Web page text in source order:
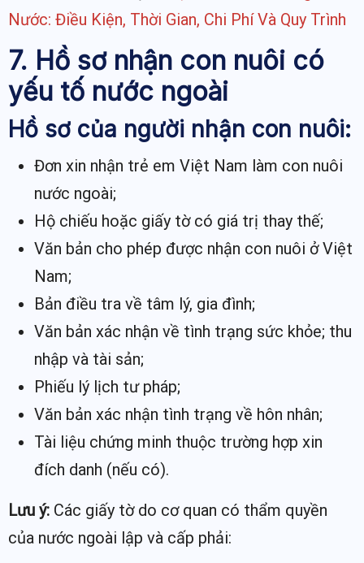
Nước: Điều Kiện, Thời Gian, Chi Phí Và Quy Trình
7. Hồ sơ nhận con nuôi có
yếu tố nước ngoài
Hồ sơ của người nhận con nuôi:
Đơn xin nhận trẻ em Việt Nam làm con nuôi
nước ngoài;
Hộ chiếu hoặc giấy tờ có giá trị thay thế;
Văn bản cho phép được nhận con nuôi ở Việt
Nam;
Bản điều tra về tâm lý, gia đình;
Văn bản xác nhận về tình trạng sức khỏe; thu
nhập và tài sản;
Phiếu lý lịch tư pháp;
Văn bản xác nhận tình trạng về hôn nhân;
Tài liệu chứng minh thuộc trường hợp xin
đích danh (nếu có).
Lưu ý: Các giấy tờ do cơ quan có thẩm quyền
của nước ngoài lập và cấp phải: